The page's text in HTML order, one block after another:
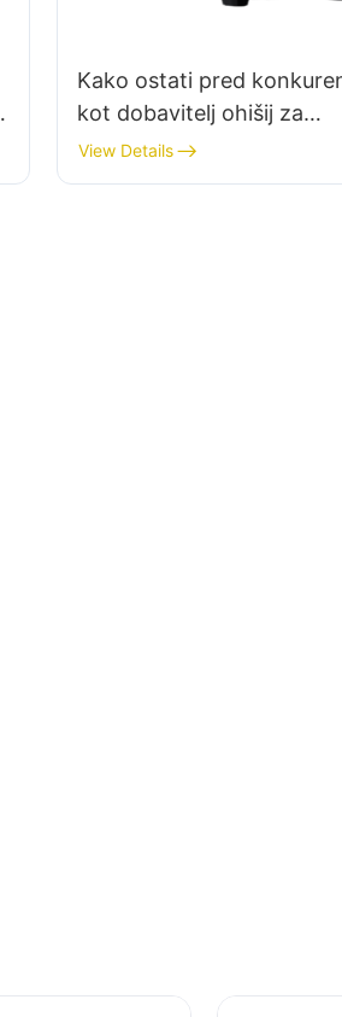
Kako ostati pred
kot dobavitelj ohišij za
računalnike?
View Details